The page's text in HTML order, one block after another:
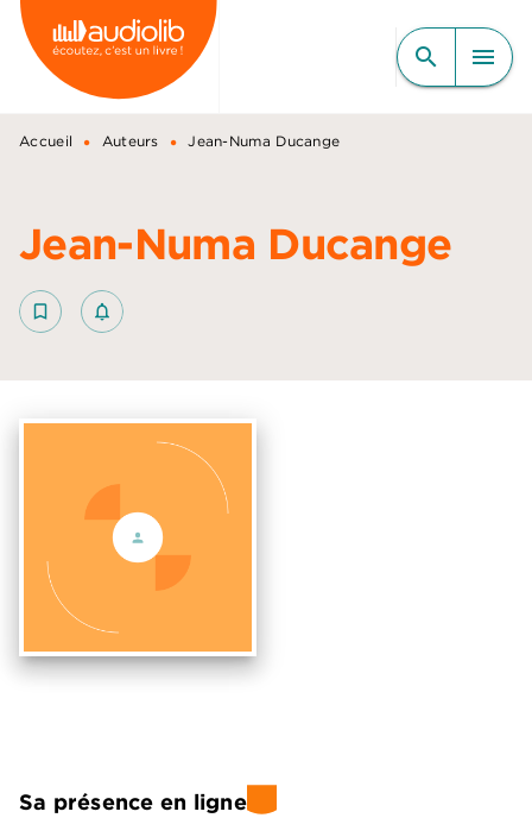
MENU RECHERCHE
CONTENU
PIED DE PAGE
search menu
Accueil • Auteurs • Jean-Numa Ducange
Jean-Numa Ducange
bookmark_border notifications_none_outlined
Sa présence en ligne